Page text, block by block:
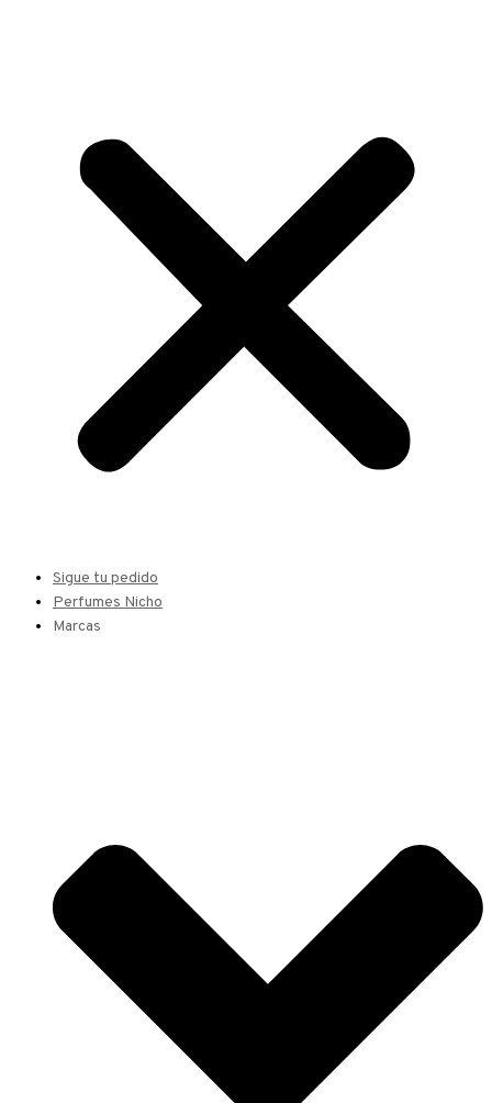
Sigue tu pedido
Perfumes Nicho
Marcas